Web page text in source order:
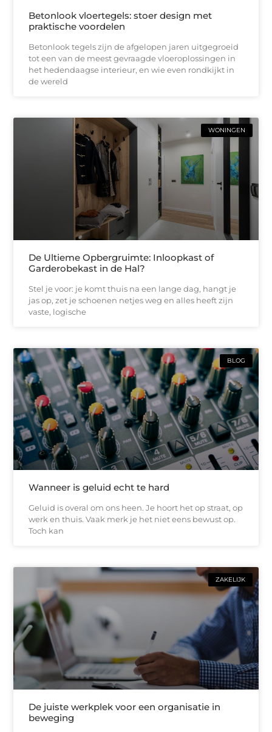
Betonlook vloertegels: stoer design met
praktische voordelen
Betonlook tegels zijn de afgelopen jaren uitgegroeid
tot een van de meest gevraagde vloeroplossingen in
het hedendaagse interieur, en wie even rondkijkt in
de wereld
WONINGEN
De Ultieme Opbergruimte: Inloopkast of
Garderobekast in de Hal?
Stel je voor: je komt thuis na een lange dag, hangt je
jas op, zet je schoenen netjes weg en alles heeft zijn
vaste, logische
BLOG
Wanneer is geluid echt te hard
Geluid is overal om ons heen. Je hoort het op straat, op
werk en thuis. Vaak merk je het niet eens bewust op.
Toch kan
ZAKELIJK
De juiste werkplek voor een organisatie in
beweging